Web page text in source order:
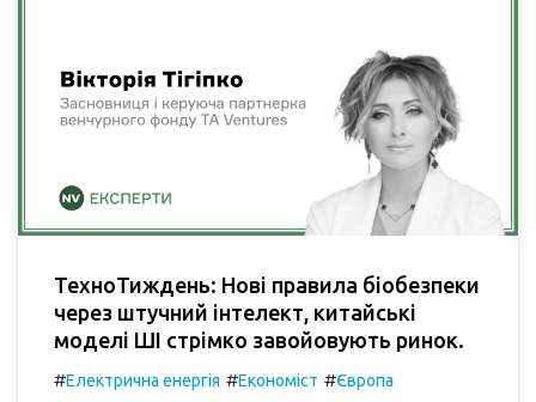
ТехноТиждень: Нові правила біобезпеки
через штучний інтелект, китайські
моделі ШІ стрімко завойовують ринок.
#Електрична енергія #Економіст #Європа